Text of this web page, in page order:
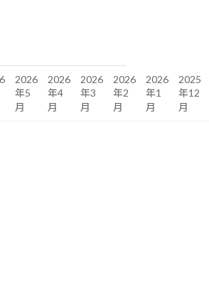
2026
年5
月
2026
年4
月
2026
年3
月
2026
年2
月
2026
年1
月
2025
年12
月